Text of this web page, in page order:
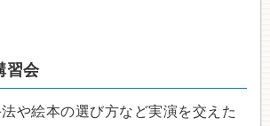
習会
や絵本の選び方など実演を交えた